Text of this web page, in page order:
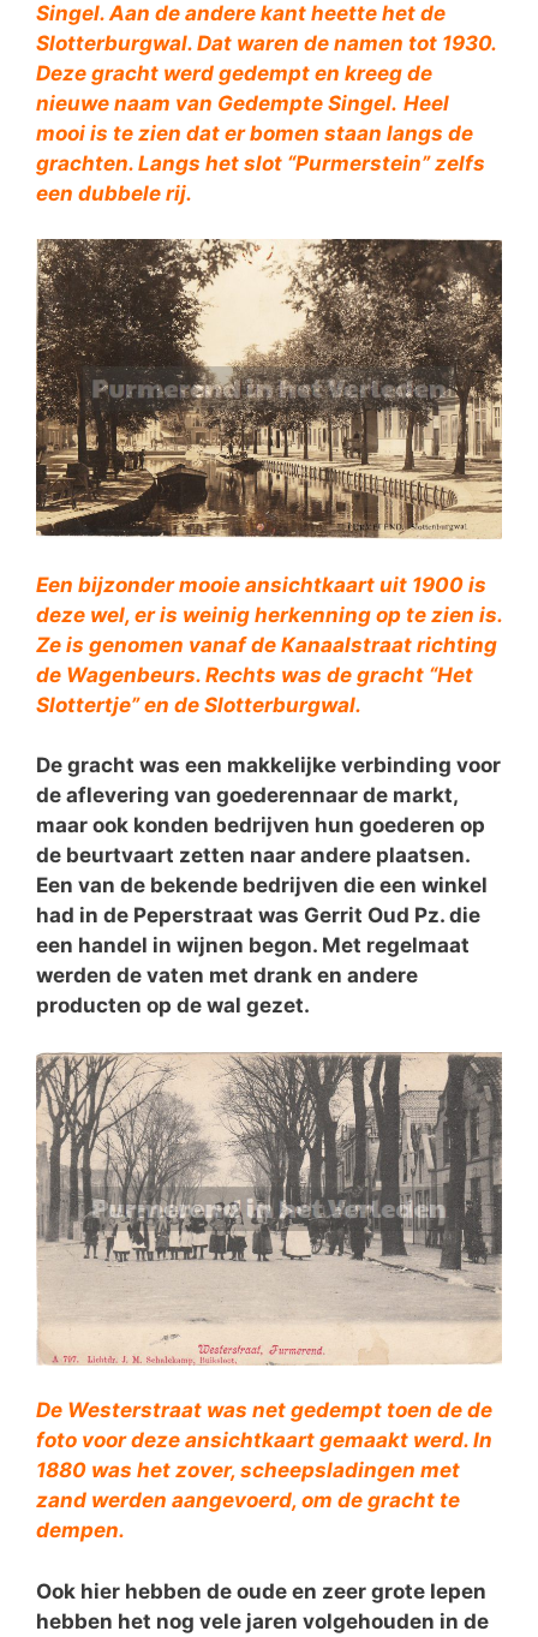
Singel. Aan de andere kant heette het de
Slotterburgwal. Dat waren de namen tot 1930.
Deze gracht werd gedempt en kreeg de
nieuwe naam van Gedempte Singel. Heel
mooi is te zien dat er bomen staan langs de
grachten. Langs het slot “Purmerstein” zelfs
een dubbele rij.
Een bijzonder mooie ansichtkaart uit 1900 is
deze wel, er is weinig herkenning op te zien is.
Ze is genomen vanaf de Kanaalstraat richting
de Wagenbeurs. Rechts was de gracht “Het
Slottertje” en de Slotterburgwal.
De gracht was een makkelijke verbinding voor
de aflevering van goederennaar de markt,
maar ook konden bedrijven hun goederen op
de beurtvaart zetten naar andere plaatsen.
Een van de bekende bedrijven die een winkel
had in de Peperstraat was Gerrit Oud Pz. die
een handel in wijnen begon. Met regelmaat
werden de vaten met drank en andere
producten op de wal gezet.
De Westerstraat was net gedempt toen de de
foto voor deze ansichtkaart gemaakt werd. In
1880 was het zover, scheepsladingen met
zand werden aangevoerd, om de gracht te
dempen.
Ook hier hebben de oude en zeer grote Iepen
hebben het nog vele jaren volgehouden in de